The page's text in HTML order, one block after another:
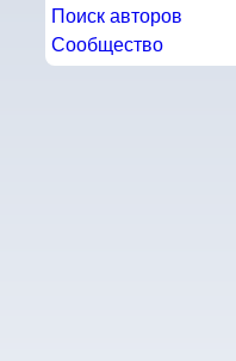
Поиск авторов
Сообщество